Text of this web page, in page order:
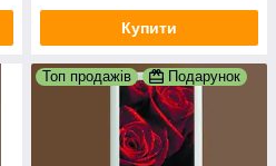
Купити
Топ продажів Подарунок